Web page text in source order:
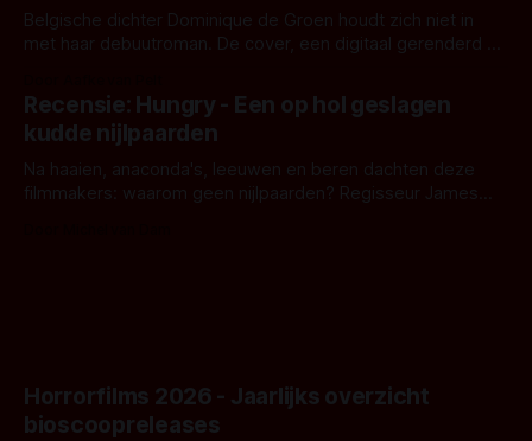
Belgische dichter Dominique de Groen houdt zich niet in
met haar debuutroman. De cover, een digitaal gerenderd en
achtergrond, belooft iets kleurrijks maar onheilspellends,
iets ongrijpbaars. En dat maakt De Groen met ieder woord
waar.
Recensie: Hungry - Een op hol geslagen
kudde nijlpaarden
Na haaien, anaconda's, leeuwen en beren dachten deze
filmmakers: waarom geen nijlpaarden? Regisseur James
Horrorfilms 2026 - Jaarlijks overzicht
bioscoopreleases